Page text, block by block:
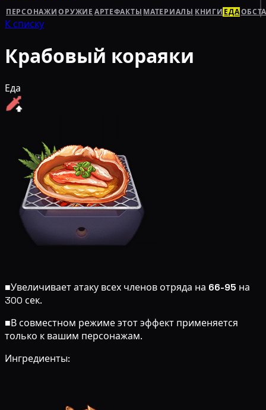
ПЕРСОНАЖИ ОРУЖИЕ АРТЕФАКТЫ МАТЕРИАЛЫ КНИГИ ЕДА
К списку
Крабовый кораяки
Еда
■Увеличивает атаку всех членов отряда на 66-95 на
300 сек.
■В совместном режиме этот эффект применяется
только к вашим персонажам.
Ингредиенты: